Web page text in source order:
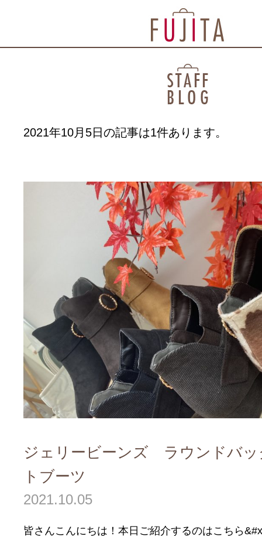
2021年10月5日の記事は1件あります。
ジェリービーンズ ラウンドバッ
トブーツ
2021.10.05
皆さんこんにちは！本日ご紹介するのはこちら